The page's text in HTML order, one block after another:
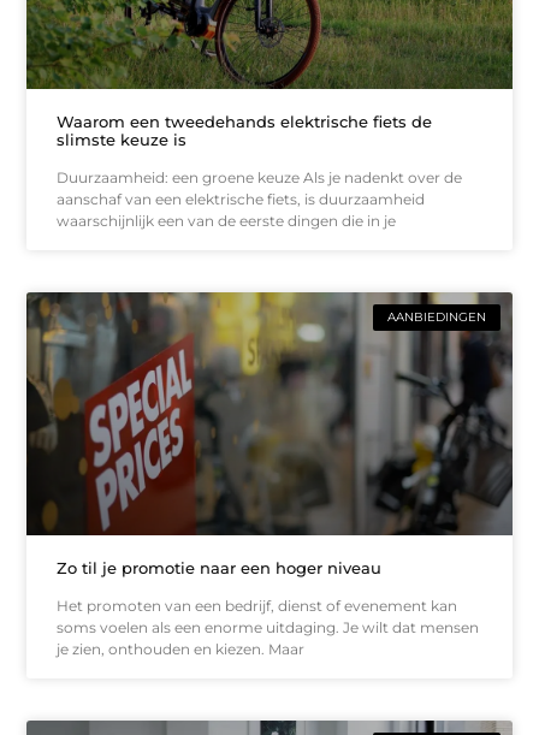
Waarom een tweedehands elektrische fiets de
slimste keuze is
Duurzaamheid: een groene keuze Als je nadenkt over de
aanschaf van een elektrische fiets, is duurzaamheid
waarschijnlijk een van de eerste dingen die in je
AANBIEDINGEN
Zo til je promotie naar een hoger niveau
Het promoten van een bedrijf, dienst of evenement kan
soms voelen als een enorme uitdaging. Je wilt dat mensen
je zien, onthouden en kiezen. Maar